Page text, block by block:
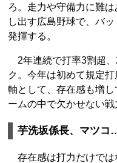
ろ。走力や守備力に難
し出す広島野球で、バ
発揮する。
2年連続で打率3割超、
ク。今年は初めて規定
軸として、存在感も増
ームの中で欠かせない戦
芋洗坂係長、マツコ
存在感は打力だけでは